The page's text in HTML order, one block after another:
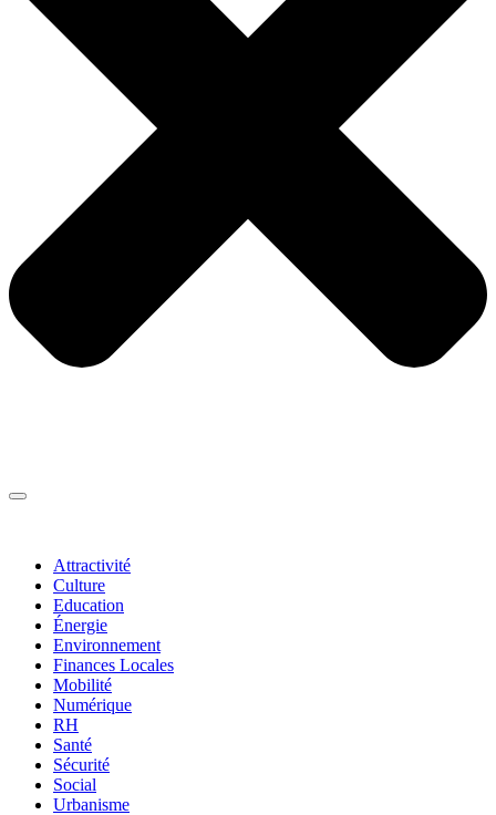
Attractivité
Culture
Education
Énergie
Environnement
Finances Locales
Mobilité
Numérique
RH
Santé
Sécurité
Social
Urbanisme